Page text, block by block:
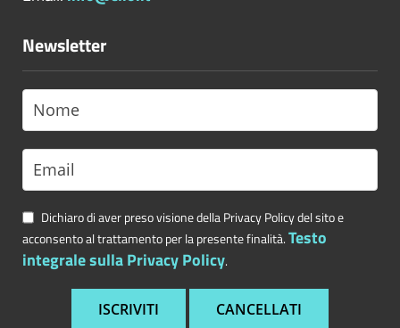
Newsletter
Dichiaro di aver preso visione della Privacy Policy del sito e
acconsento al trattamento per la presente finalità.Testo
integrale sulla Privacy Policy.